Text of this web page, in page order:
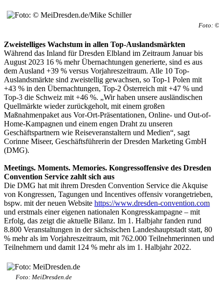
Foto:
Zweistelliges Wachstum in allen Top-Auslandsmärkten
Während das Inland für Dresden Elbland im Zeitraum Januar bis
August 2023 16 % mehr Übernachtungen generierte, sind es aus
dem Ausland +39 % versus Vorjahreszeitraum. Alle 10 Top-
Auslandsmärkte sind zweistellig gewachsen, so Top-1 Polen mit
+43 % in den Übernachtungen, Top-2 Österreich mit +47 % und
Top-3 die Schweiz mit +46 %. „Wir haben unsere ausländischen
Quellmärkte wieder zurückgeholt, mit einem großen
Maßnahmenpaket aus Vor-Ort-Präsentationen, Online- und Out-of-
Home-Kampagnen und einem engen Draht zu unseren
Geschäftspartnern wie Reiseveranstaltern und Medien“, sagt
Corinne Miseer, Geschäftsführerin der Dresden Marketing GmbH
(DMG).
Meetings. Moments. Memories. Kongressoffensive des Dresden
Convention Service zahlt sich aus
Die DMG hat mit ihrem Dresden Convention Service die Akquise
von Kongressen, Tagungen und Incentives offensiv vorangetrieben,
bspw. mit der neuen Website https://www.dresden-convention.com
und erstmals einer eigenen nationalen Kongresskampagne – mit
Erfolg, das zeigt die aktuelle Bilanz. Im 1. Halbjahr fanden rund
8.800 Veranstaltungen in der sächsischen Landeshauptstadt statt, 80
% mehr als im Vorjahreszeitraum, mit 762.000 Teilnehmerinnen und
Teilnehmern und damit 124 % mehr als im 1. Halbjahr 2022.
Foto: MeiDresden.de